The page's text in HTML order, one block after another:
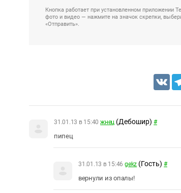
Кнопка работает при установленном приложении
фото и видео — нажмите на значок скрепки,
«Отправить».
VK
31.01.13 в 15:40 жнeц (Дебошир) #
пипец
31.01.13 в 15:46 gekz (Гость) #
вернули из опалы!